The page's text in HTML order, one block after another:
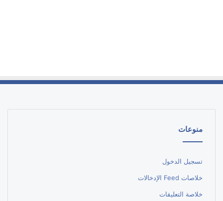
منوعات
تسجيل الدخول
خلاصات Feed الإدخالات
خلاصة التعليقات